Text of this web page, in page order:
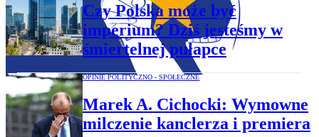
Czy Polska może być
imperium? Dziś jesteśmy w
śmiertelnej pułapce
OPINIE POLITYCZNO - SPOŁECZNE
Marek A. Cichocki: Wymowne
milczenie kanclerza i premiera